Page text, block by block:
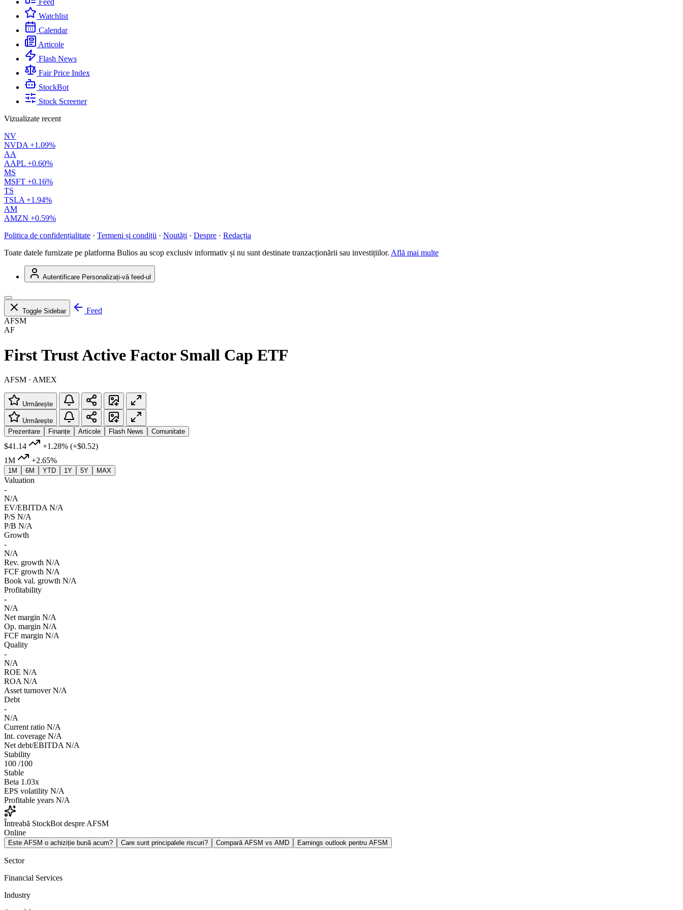
Feed
Watchlist
Calendar
Articole
Flash News
Fair Price Index
StockBot
Stock Screener
Vizualizate recent
NV
NVDA +1.09%
AA
AAPL +0.60%
MS
MSFT +0.16%
TS
TSLA +1.94%
AM
AMZN +0.59%
Politica de confidențialitate · Termeni și condiții · Noutăți · Despre · Redacția
Toate datele furnizate pe platforma Bulios au scop exclusiv informativ și nu sunt destinate tranzacționării sau investițiilor. Află mai multe
Autentificare Personalizați-vă feed-ul
Toggle Sidebar
Feed
AFSM
AF
First Trust Active Factor Small Cap ETF
AFSM · AMEX
Urmărește
Urmărește
Prezentare
Finanțe Articole Flash News Comunitate
$41.14 +1.28% (+$0.52)
1M
+2.65%
1M 6M YTD 1Y 5Y MAX
Valuation
-
N/A
EV/EBITDA N/A
P/S N/A
P/B N/A
Growth
-
N/A
Rev. growth N/A
FCF growth N/A
Book val. growth N/A
Profitability
-
N/A
Net margin N/A
Op. margin N/A
FCF margin N/A
Quality
-
N/A
ROE N/A
ROA N/A
Asset turnover N/A
Debt
-
N/A
Current ratio N/A
Int. coverage N/A
Net debt/EBITDA N/A
Stability
100 /100
Stable
Beta 1.03x
EPS volatility N/A
Profitable years N/A
Întreabă StockBot despre AFSM
Online
Este AFSM o achiziție bună acum? Care sunt principalele riscuri? Compară AFSM vs AMD Earnings outlook pentru AFSM
Sector
Financial Services
Industry